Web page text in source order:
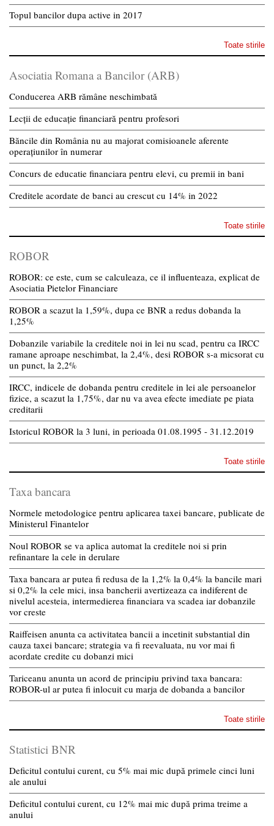
Topul bancilor dupa active in 2017
Toate stirile
Asociatia Romana a Bancilor (ARB)
Conducerea ARB rămâne neschimbată
Lecții de educație financiară pentru profesori
Băncile din România nu au majorat comisioanele aferente
operațiunilor în numerar
Concurs de educatie financiara pentru elevi, cu premii in bani
Creditele acordate de banci au crescut cu 14% in 2022
Toate stirile
ROBOR
ROBOR: ce este, cum se calculeaza, ce il influenteaza, explicat de
Asociatia Pietelor Financiare
ROBOR a scazut la 1,59%, dupa ce BNR a redus dobanda la
1,25%
Dobanzile variabile la creditele noi in lei nu scad, pentru ca IRCC
ramane aproape neschimbat, la 2,4%, desi ROBOR s-a micsorat cu
un punct, la 2,2%
IRCC, indicele de dobanda pentru creditele in lei ale persoanelor
fizice, a scazut la 1,75%, dar nu va avea efecte imediate pe piata
creditarii
Istoricul ROBOR la 3 luni, in perioada 01.08.1995 - 31.12.2019
Toate stirile
Taxa bancara
Normele metodologice pentru aplicarea taxei bancare, publicate de
Ministerul Finantelor
Noul ROBOR se va aplica automat la creditele noi si prin
refinantare la cele in derulare
Taxa bancara ar putea fi redusa de la 1,2% la 0,4% la bancile mari
si 0,2% la cele mici, insa bancherii avertizeaza ca indiferent de
nivelul acesteia, intermedierea financiara va scadea iar dobanzile
vor creste
Raiffeisen anunta ca activitatea bancii a incetinit substantial din
cauza taxei bancare; strategia va fi reevaluata, nu vor mai fi
acordate credite cu dobanzi mici
Tariceanu anunta un acord de principiu privind taxa bancara:
ROBOR-ul ar putea fi inlocuit cu marja de dobanda a bancilor
Toate stirile
Statistici BNR
Deficitul contului curent, cu 5% mai mic după primele cinci luni
ale anului
Deficitul contului curent, cu 12% mai mic după prima treime a
anului